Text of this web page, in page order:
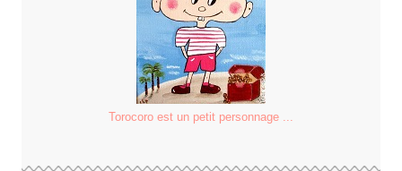
Torocoro est un petit personnage ...